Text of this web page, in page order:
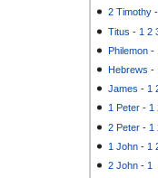
2 Timothy
Titus - 1 2
Philemon -
Hebrews -
James - 1
1 Peter -1
2 Peter - 1
1 John - 1
2 John - 1